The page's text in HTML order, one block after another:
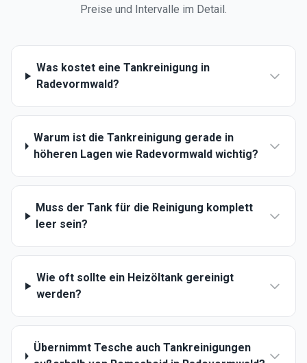
Preise und Intervalle im Detail.
Was kostet eine Tankreinigung in
Radevormwald?
Warum ist die Tankreinigung gerade in
höheren Lagen wie Radevormwald wichtig?
Muss der Tank für die Reinigung komplett
leer sein?
Wie oft sollte ein Heizöltank gereinigt
werden?
Übernimmt Tesche auch Tankreinigungen